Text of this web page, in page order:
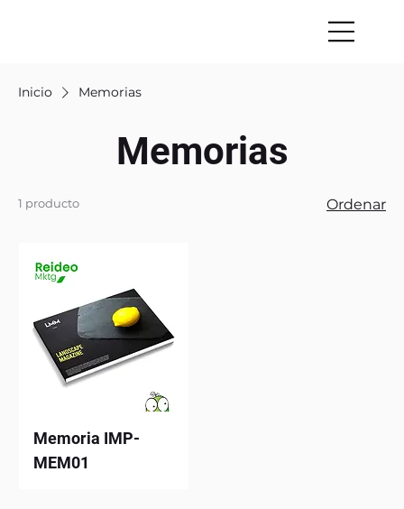
Inicio Memorias
Memorias
1 producto Ordenar
Memoria IMP-
MEM01